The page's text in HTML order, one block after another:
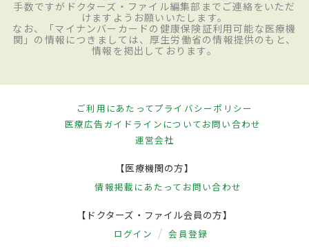
手数ですがドクターズ・ファイル編集部までご連絡をいただ
けますようお願いいたします。
なお、「マイナンバーカードの健康保険証利用可能な医療機
関」の情報につきましては、厚生労働省の情報提供のもと、
情報を掲出しております。
ご利用にあたってプライバシーポリシー
医療広告ガイドラインについてお問い合わせ
運営会社
【医療機関の方】
情報掲載にあたって お問い合わせ
【ドクターズ・ファイル会員の方】
ログイン 会員登録